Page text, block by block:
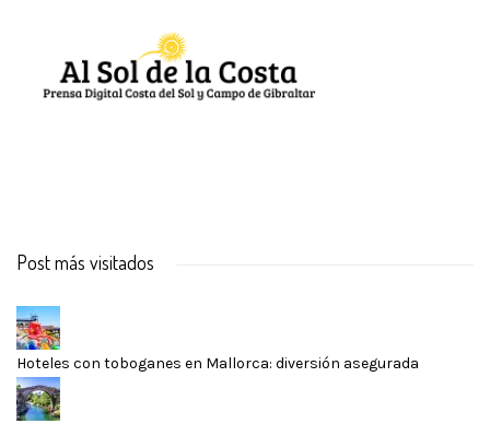
Post más visitados
Hoteles con toboganes en Mallorca: diversión asegurada